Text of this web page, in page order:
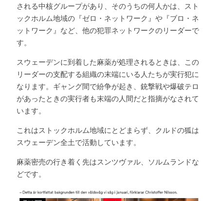
される中核グループがあり、そのうちの何人かは、スト
ックホルム地域の『ゼロ・ネットワーク』や『ブロ・ネ
ットワーク』など、他の犯罪ネットワークのリーダーで
す。
スウェーデンに到着した麻薬が処理されるときは、この
リーダーの支配する組織の末端にいる人たちが実行犯に
なります。ギャング間で紛争が起き、銃撃戦や爆破テロ
があったときの実行者も末端の人間だと指摘がなされて
います。
これはストックホルム地域にとどまらず、クルドの狐は
スウェーデン全土で活動しています。
麻薬密売の行き着く先はスンツヴァル、ソルムランドな
どです。